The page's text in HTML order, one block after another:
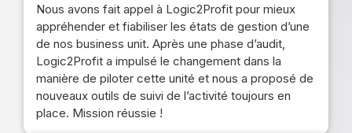
Nous avons fait appel à Logic2Profit pour mieux
appréhender et fiabiliser les états de gestion d’une
de nos business unit. Après une phase d’audit,
Logic2Profit a impulsé le changement dans la
manière de piloter cette unité et nous a proposé de
nouveaux outils de suivi de l’activité toujours en
place. Mission réussie !